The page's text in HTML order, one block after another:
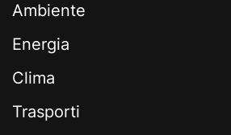
Ambiente
Energia
Clima
Trasporti